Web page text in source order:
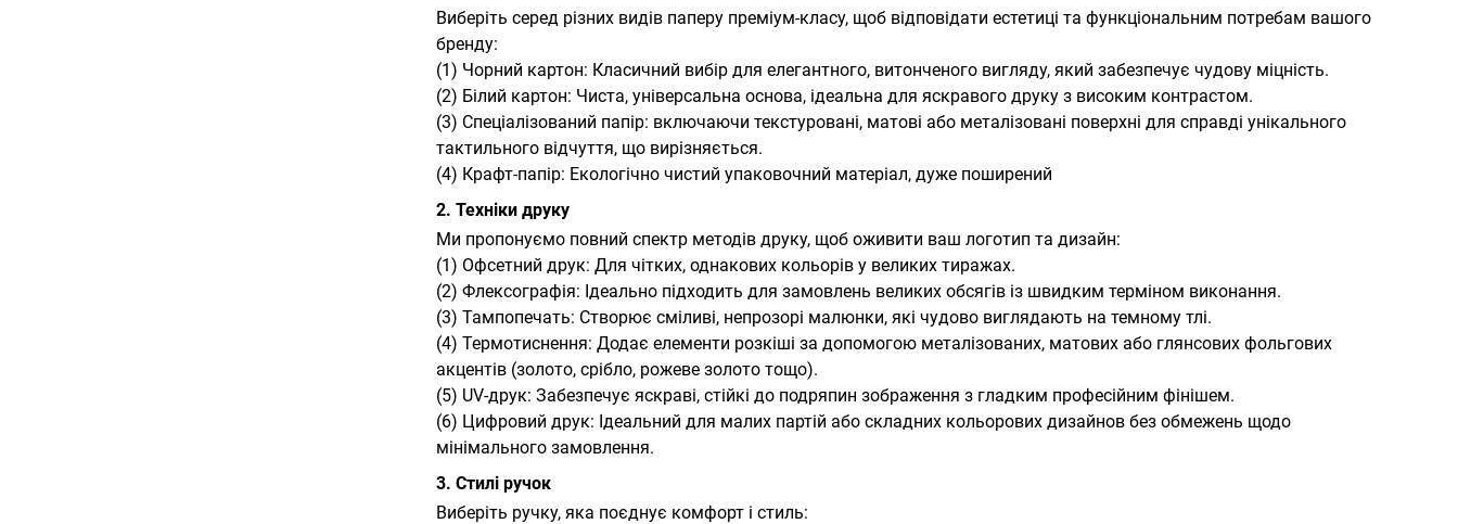
Виберіть серед різних видів паперу преміум-класу, щоб відповідати естетиці та функціональним потребам вашого
бренду:
(1) Чорний картон: Класичний вибір для елегантного, витонченого вигляду, який забезпечує чудову міцність.
(2) Білий картон: Чиста, універсальна основа, ідеальна для яскравого друку з високим контрастом.
(3) Спеціалізований папір: включаючи текстуровані, матові або металізовані поверхні для справді унікального
тактильного відчуття, що вирізняється.
(4) Крафт-папір: Екологічно чистий упаковочний матеріал, дуже поширений
2. Техніки друку
Ми пропонуємо повний спектр методів друку, щоб оживити ваш логотип та дизайн:
(1) Офсетний друк: Для чітких, однакових кольорів у великих тиражах.
(2) Флексографія: Ідеально підходить для замовлень великих обсягів із швидким терміном виконання.
(3) Тампопечать: Створює сміливі, непрозорі малюнки, які чудово виглядають на темному тлі.
(4) Термотиснення: Додає елементи розкіші за допомогою металізованих, матових або глянсових фольгових
акцентів (золото, срібло, рожеве золото тощо).
(5) UV-друк: Забезпечує яскраві, стійкі до подряпин зображення з гладким професійним фінішем.
(6) Цифровий друк: Ідеальний для малих партій або складних кольорових дизайнов без обмежень щодо
мінімального замовлення.
3. Стилі ручок
Виберіть ручку, яка поєднує комфорт і стиль: